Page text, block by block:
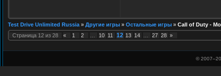
Test Drive Unlimited Russia » Другие игры » Остальные игры » Call of Duty -
Страница 12 из 28 « 1 2 10 11 12 13 14 27 28 »
© 2007–